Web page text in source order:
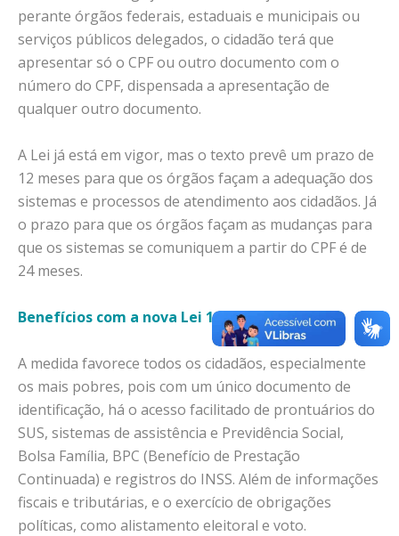
perante órgãos federais, estaduais e municipais ou
serviços públicos delegados, o cidadão terá que
apresentar só o CPF ou outro documento com o
número do CPF, dispensada a apresentação de
qualquer outro documento.
A Lei já está em vigor, mas o texto prevê um prazo de
12 meses para que os órgãos façam a adequação dos
sistemas e processos de atendimento aos cidadãos. Já
o prazo para que os órgãos façam as mudanças para
que os sistemas se comuniquem a partir do CPF é de
24 meses.
Benefícios com a nova Lei 14.534
A medida favorece todos os cidadãos, especialmente
os mais pobres, pois com um único documento de
identificação, há o acesso facilitado de prontuários do
SUS, sistemas de assistência e Previdência Social,
Bolsa Família, BPC (Benefício de Prestação
Continuada) e registros do INSS. Além de informações
fiscais e tributárias, e o exercício de obrigações
políticas, como alistamento eleitoral e voto.